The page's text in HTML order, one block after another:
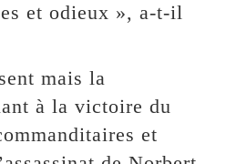
et odieux », a-t-il
mais la
à la victoire du
et